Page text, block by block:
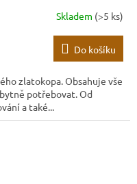
Skladem (>5 ks)
Do košíku
zlatokopa. Obsahuje vše
potřebovat. Od
a také...